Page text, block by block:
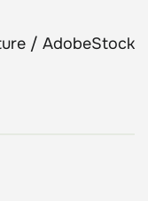
/ AdobeStock